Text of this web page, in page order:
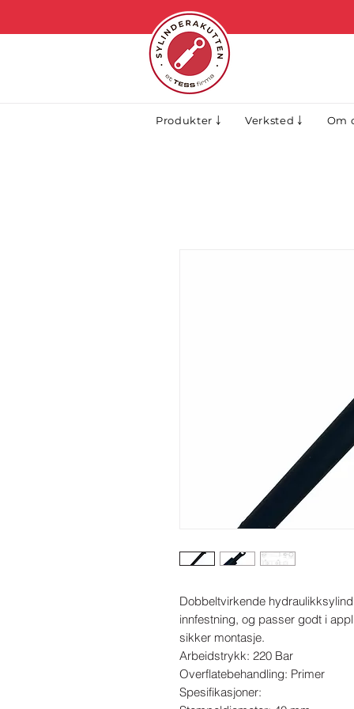
Produkter ￬ Verksted ￬ Om
Dobbeltvirkende
innfestning, og passer godt i
sikker montasje.
Arbeidstrykk: 220 Bar
Overflatebehandling: Primer
Spesifikasjoner: